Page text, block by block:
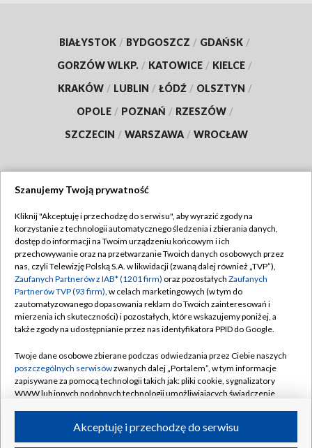
BIAŁYSTOK / BYDGOSZCZ / GDAŃSK /
GORZÓW WLKP. / KATOWICE / KIELCE /
KRAKÓW / LUBLIN / ŁÓDŹ / OLSZTYN /
OPOLE / POZNAŃ / RZESZÓW /
SZCZECIN / WARSZAWA / WROCŁAW
TVP
Abonament TVP
Emisja w TVP
Centrum informacji TVP
Naziemna Telewizja Cyfrowa
Rada Programowa
System NOS
Informacje o nadawcy
Program dla prasy
Regulamin TVP
Polityka prywatności
Moje zgody
Pomoc
Kontakt
Kanały
Szanujemy Twoją prywatność
Kliknij "Akceptuję i przechodzę do serwisu", aby wyrazić zgody na
korzystanie z technologii automatycznego śledzenia i zbierania danych,
dostęp do informacji na Twoim urządzeniu końcowym i ich
przechowywanie oraz na przetwarzanie Twoich danych osobowych przez
nas, czyli Telewizję Polską S.A. w likwidacji (zwaną dalej również „TVP”),
Zaufanych Partnerów z IAB* (1201 firm) oraz pozostałych Zaufanych
Partnerów TVP (93 firm), w celach marketingowych (w tym do
zautomatyzowanego dopasowania reklam do Twoich zainteresowań i
mierzenia ich skuteczności) i pozostałych, które wskazujemy poniżej, a
także zgody na udostępnianie przez nas identyfikatora PPID do Google.
Twoje dane osobowe zbierane podczas odwiedzania przez Ciebie naszych
poszczególnych serwisówzwanych dalej „Portalem”, w tym informacje
zapisywane za pomocą technologii takich jak: pliki cookie, sygnalizatory
WWW lub innych podobnych technologii umożliwiających świadczenie
ruchu w Internecie.Akceptuję i przechodzę do serwisu